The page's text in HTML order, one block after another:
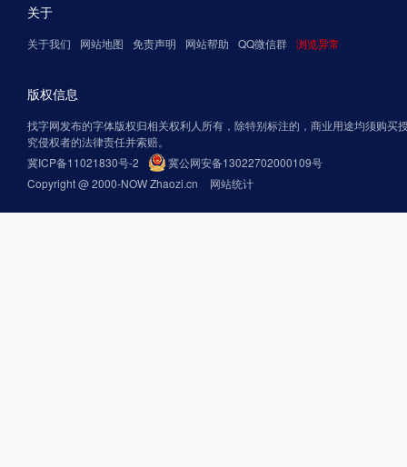
关于
关于我们 网站地图 免责声明 网站帮助 QQ微信群 浏览异常
版权信息
找字网发布的字体版权归相关权利人所有，除特别标注的，商业用途均须购买
究侵权者的法律责任并索赔。
冀ICP备11021830号-2
冀公网安备13022702000109号
Copyright @ 2000-NOW Zhaozi.cn
网站统计